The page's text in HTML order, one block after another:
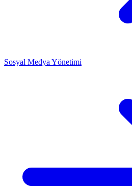
Sosyal Medya Yönetimi